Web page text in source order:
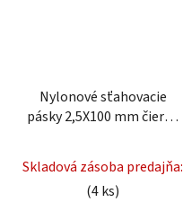
Nylonové sťahovacie
pásky 2,5X100 mm čierna
Skladová zásoba predajňa:
(4 ks)